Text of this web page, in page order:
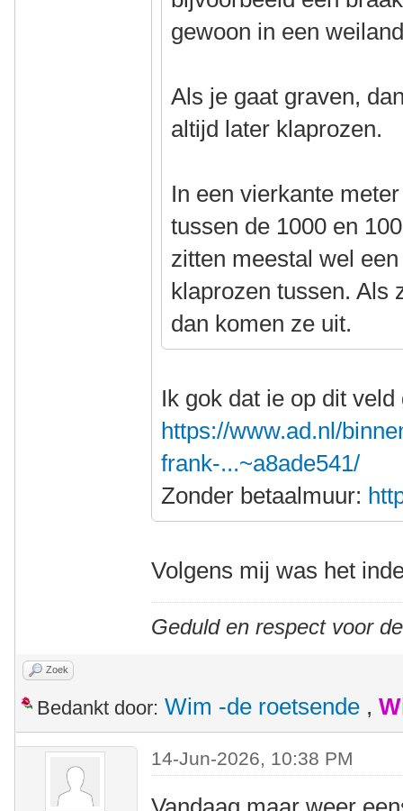
gewoon in een
Als je gaat graven,
altijd later klaprozen.
In een vierkante
tussen de 1000 en
zitten meestal wel
klaprozen tussen. Als
dan komen ze uit.
Ik gok dat ie op dit
https://www.ad.nl/
frank-...~a8ade541/
Zonder betaalmuur:
Volgens mij was het
Geduld en respect voor
Zoek
Bedankt door: Wim -de roetsende ,
14-Jun-2026, 10:38 PM